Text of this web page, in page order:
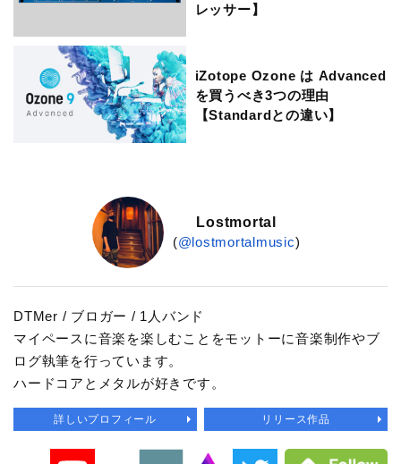
レッサー】
iZotope Ozone は Advanced
を買うべき3つの理由
【Standardとの違い】
Lostmortal
(@lostmortalmusic)
DTMer / ブロガー / 1人バンド
マイペースに音楽を楽しむことをモットーに音楽制作やブ
ログ執筆を行っています。
ハードコアとメタルが好きです。
詳しいプロフィール リリース作品